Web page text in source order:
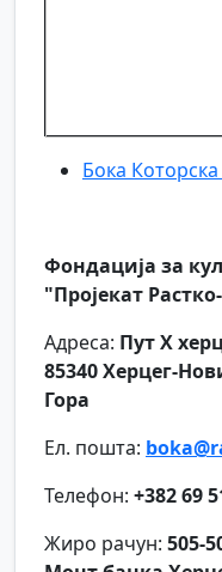
Бока
Фондација за
"Пројекат
Адреса: Пут X
85340 Херцег-
Гора
Ел. пошта:
Телефон: +382 69
Жиро рачун: 505-